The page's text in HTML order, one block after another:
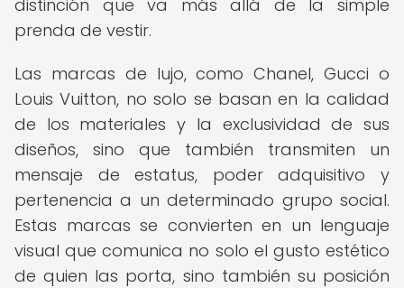
distinción que va más allá de la simple
prenda de vestir.
Las marcas de lujo, como Chanel, Gucci o
Louis Vuitton, no solo se basan en la calidad
de los materiales y la exclusividad de sus
diseños, sino que también transmiten un
mensaje de estatus, poder adquisitivo y
pertenencia a un determinado grupo social.
Estas marcas se convierten en un lenguaje
visual que comunica no solo el gusto estético
de quien las porta, sino también su posición